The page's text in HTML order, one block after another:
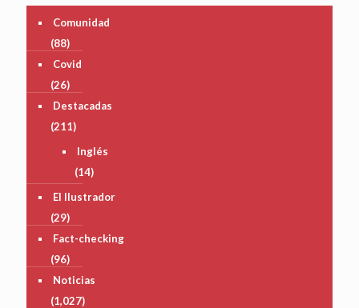
Comunidad
(88)
Covid
(26)
Destacadas
(211)
Inglés
(14)
El Ilustrador
(29)
Fact-checking
(96)
Noticias
(1,027)